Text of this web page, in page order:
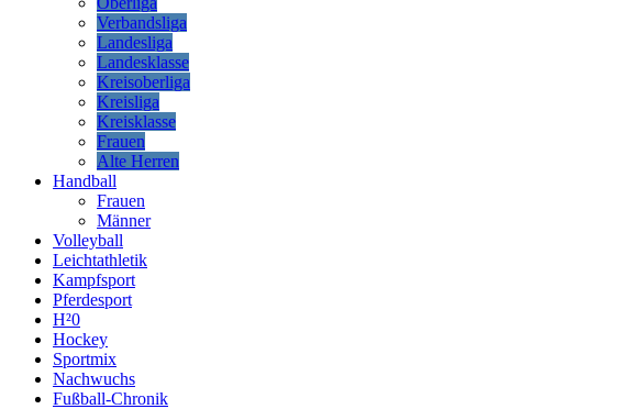
Verbandsliga
Landesliga
Landesklasse
Kreisoberliga
Kreisliga
Kreisklasse
Frauen
Alte Herren
Handball
Frauen
Männer
Volleyball
Leichtathletik
Kampfsport
Pferdesport
H²0
Hockey
Sportmix
Nachwuchs
Fußball-Chronik